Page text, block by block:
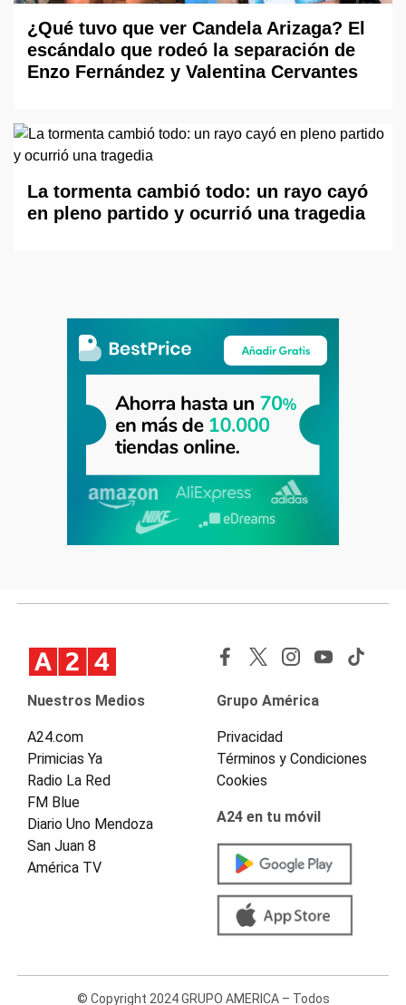
¿Qué tuvo que ver Candela Arizaga? El
escándalo que rodeó la separación de
Enzo Fernández y Valentina Cervantes
La tormenta cambió todo: un rayo cayó
en pleno partido y ocurrió una tragedia
Nuestros Medios
A24.com
Primicias Ya
Radio La Red
FM Blue
Diario Uno Mendoza
San Juan 8
América TV
Grupo América
Privacidad
Términos y Condiciones
Cookies
A24 en tu móvil
© Copyright 2024 GRUPO AMERICA – Todos